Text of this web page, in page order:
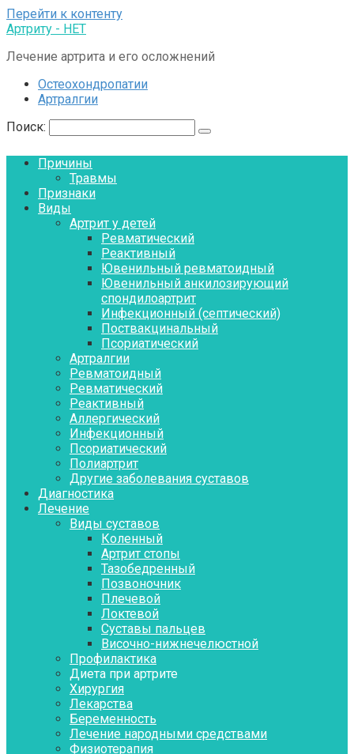
Перейти к контенту
Артриту - НЕТ
Лечение артрита и его осложнений
Остеохондропатии
Артралгии
Поиск:
Причины
Травмы
Признаки
Виды
Артрит у детей
Ревматический
Реактивный
Ювенильный ревматоидный
Ювенильный анкилозирующий
спондилоартрит
Инфекционный (септический)
Поствакцинальный
Псориатический
Артралгии
Ревматоидный
Ревматический
Реактивный
Аллергический
Инфекционный
Псориатический
Полиартрит
Другие заболевания суставов
Диагностика
Лечение
Виды суставов
Коленный
Артрит стопы
Тазобедренный
Позвоночник
Плечевой
Локтевой
Суставы пальцев
Височно-нижнечелюстной
Профилактика
Диета при артрите
Хирургия
Лекарства
Беременность
Лечение народными средствами
Физиотерапия